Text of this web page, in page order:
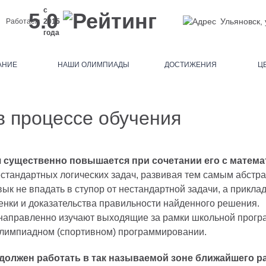
Работаем
с
2015
года
5.0
НАШИ ОЛИМПИАДЫ ДОСТИЖЕНИЯ
обучения
повышается при сочетании его с
логических задач, развивая тем самым
не впадать в ступор от нестандартной задачи, а
и доказательства правильности найденного решения.
изучают выходящие за рамки школьной
(спортивном) программировании.
работать в так называемой зоне ближайшего